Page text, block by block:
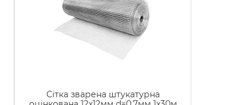
Сітка зварена штукатурна